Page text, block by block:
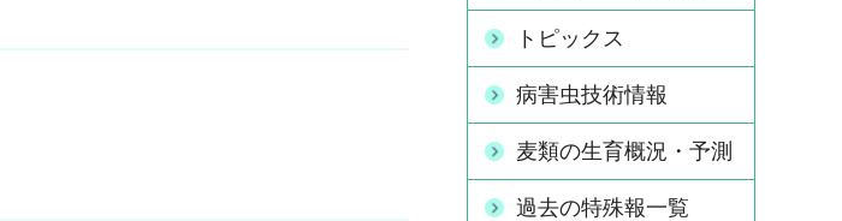
トピックス
病害虫技術情報
麦類の生育概況・予測
過去の特殊報一覧